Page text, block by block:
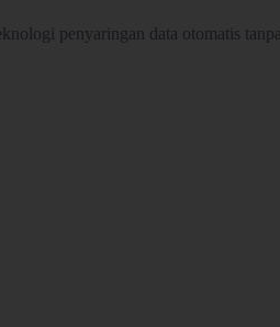
penyaringan data otomatis tanpa